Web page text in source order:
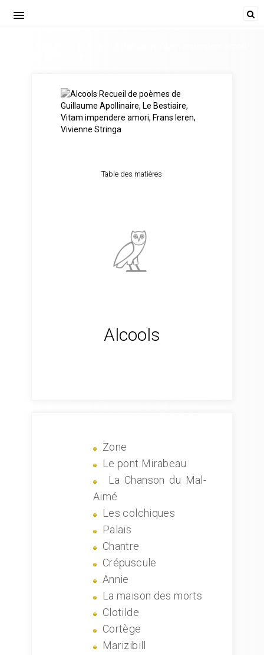
menu
Table des matières
Alcools
Zone
Le pont Mirabeau
La Chanson du Mal-
Aimé
Les colchiques
Palais
Chantre
Crépuscule
Annie
La maison des morts
Clotilde
Cortège
Marizibill